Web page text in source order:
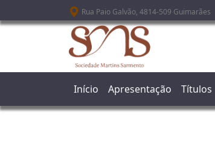
Passar para o conteúdo principal
Rua Paio Galvão, 4814-509 Guimarães
Início Apresentação Títulos